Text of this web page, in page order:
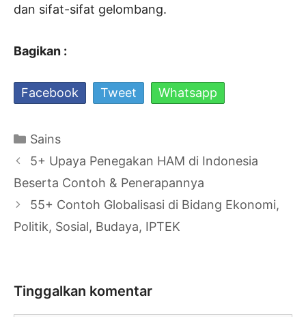
dan sifat-sifat gelombang.
Bagikan :
Facebook Tweet Whatsapp
Kategori
Sains
Navigasi
Tulisan
5+ Upaya Penegakan HAM di Indonesia
Beserta Contoh & Penerapannya
55+ Contoh Globalisasi di Bidang Ekonomi,
Politik, Sosial, Budaya, IPTEK
Tinggalkan komentar